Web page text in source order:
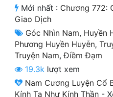
Cổ Tiên Hiệp
Cổ Đại
Du Hí
Dã Sử
Dị Giới
Mới nhất : Chương 772:
Giao Dịch
Góc Nhìn Nam, Huyền
Phương Huyền Huyễn,
Truyện Nam,Điềm Đạm
19.3k lượt xem
Nam Cương Luyện Cổ
Kính Ta Như Kính Thần -